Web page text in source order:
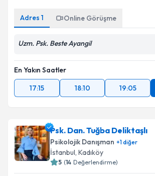
Adres 1 Online Görüşme
Uzm. Psk. Beste Ayangil
En Yakın Saatler
17:15
18:10 19:05
Psk. Dan. Tuğba Deliktaşlı
Psikolojik Danışman +1diğer
İstanbul, Kadıköy
5 (14 Değerlendirme)